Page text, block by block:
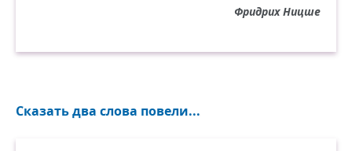
Фридрих Ницше
Сказать два слова повели...